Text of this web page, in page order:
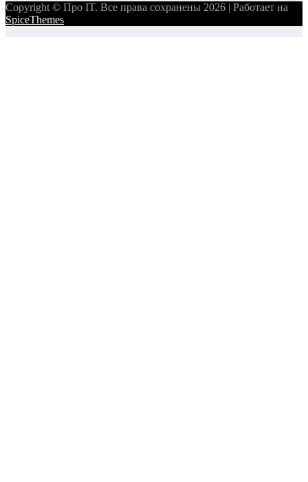
Copyright © Про IT. Все права сохранены 2026 | Работает на
SpiceThemes